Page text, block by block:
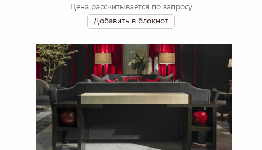
Цена рассчитывается по запросу
Добавить в блокнот